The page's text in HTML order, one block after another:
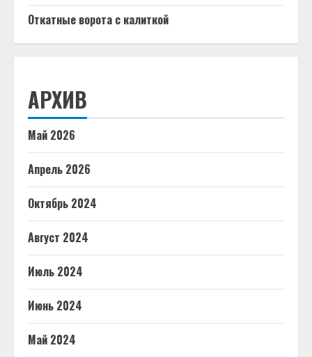
Откатные ворота с калиткой
АРХИВ
Май 2026
Апрель 2026
Октябрь 2024
Август 2024
Июль 2024
Июнь 2024
Май 2024